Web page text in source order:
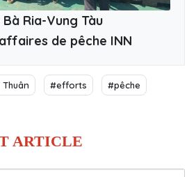
Ria-Vung Tàu
de pêche INN
#efforts #pêche